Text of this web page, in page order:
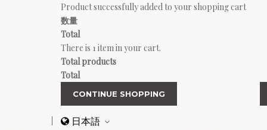
Product successfully added to your shopping cart
数量
Total
There is 1 item in your cart.
Total products
Total
CONTINUE SHOPPING
日本語